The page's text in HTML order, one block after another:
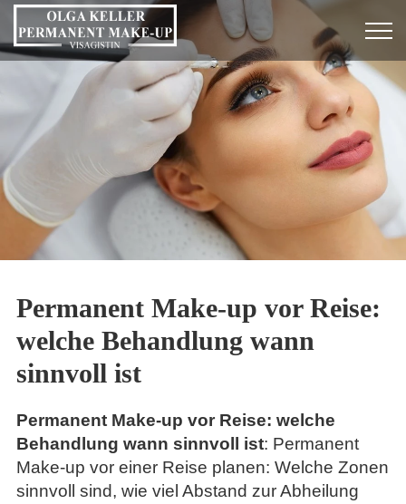
Permanent Make-up vor Reise:
welche Behandlung wann
sinnvoll ist
Permanent Make-up vor Reise: welche
Behandlung wann sinnvoll ist: Permanent
Make-up vor einer Reise planen: Welche Zonen
sinnvoll sind, wie viel Abstand zur Abheilung